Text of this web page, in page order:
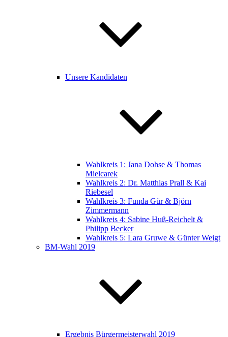
Unsere Kandidaten
Wahlkreis 1: Jana Dohse & Thomas
Mielcarek
Wahlkreis 2: Dr. Matthias Prall & Kai
Riebesel
Wahlkreis 3: Funda Gür & Björn
Zimmermann
Wahlkreis 4: Sabine Huß-Reichelt &
Philipp Becker
Wahlkreis 5: Lara Gruwe & Günter Weigt
BM-Wahl 2019
Ergebnis Bürgermeisterwahl 2019